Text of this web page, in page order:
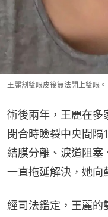
王麗割雙眼皮後無法閉上雙眼。
術後兩年，王麗在多
閉合時瞼裂中央間
結膜分離、淚道阻塞
一直拖延解決，她向
經司法鑑定，王麗的